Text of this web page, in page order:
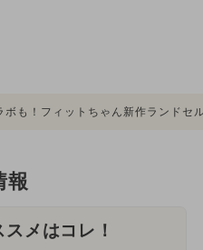
ボも！フィットちゃん新作ランドセ
報
メはコレ！